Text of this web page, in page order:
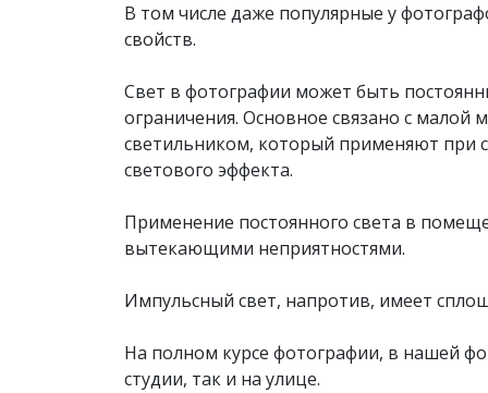
В том числе даже популярные у
свойств.
Свет в фотографии может быть
ограничения. Основное связано с
светильником, который применяют при
светового эффекта.
Применение постоянного света в
вытекающими неприятностями.
Импульсный свет, напротив, имеет
На полном курсе фотографии, в нашей
студии, так и на улице.